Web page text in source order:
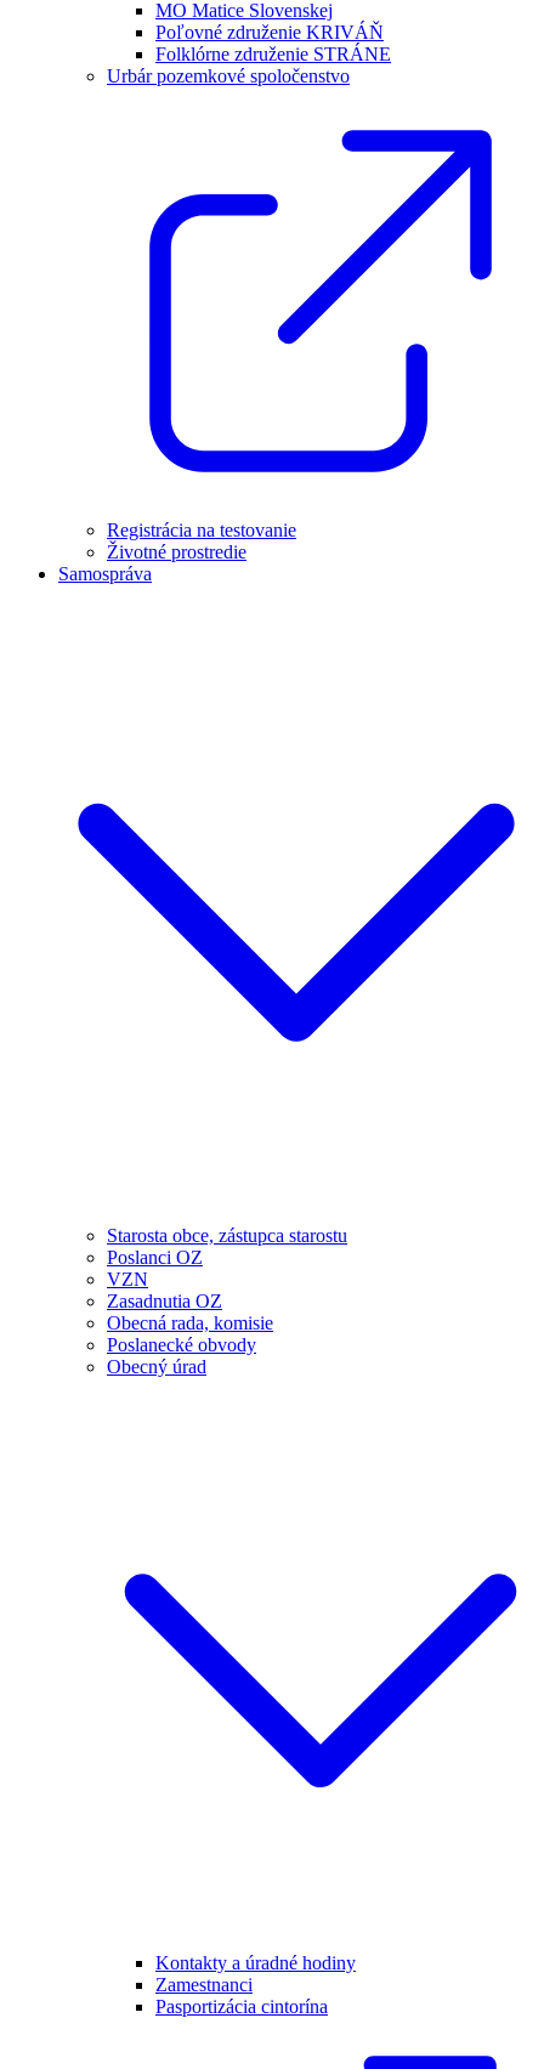
MO Matice Slovenskej
Poľovné združenie KRIVÁŇ
Folklórne združenie STRÁNE
Urbár pozemkové spoločenstvo
Registrácia na testovanie
Životné prostredie
Samospráva
Starosta obce, zástupca starostu
Poslanci OZ
VZN
Zasadnutia OZ
Obecná rada, komisie
Poslanecké obvody
Obecný úrad
Kontakty a úradné hodiny
Zamestnanci
Pasportizácia cintorína